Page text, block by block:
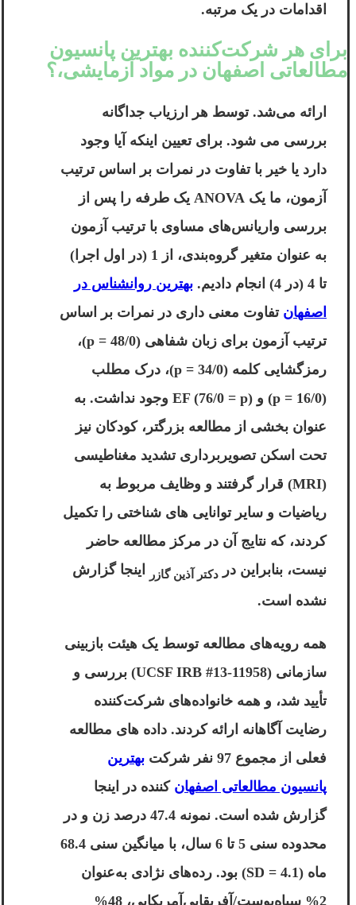
اقدامات در یک مرتبه.
برای هر شرکت‌کننده بهترین پانسیون
مطالعاتی اصفهان در مواد آزمایشی،؟
ارائه می‌شد. توسط هر ارزیاب جداگانه
بررسی می شود. برای تعیین اینکه آیا وجود
دارد یا خیر با تفاوت در نمرات بر اساس ترتیب
آزمون، ما یک ANOVA یک طرفه را پس از
بررسی واریانس‌های مساوی با ترتیب آزمون
به عنوان متغیر گروه‌بندی، از 1 (در اول اجرا)
تا 4 (در 4) انجام دادیم.
بهترین روانشناس در
اصفهان تفاوت معنی داری در نمرات بر اساس
ترتیب آزمون برای زبان شفاهی (48/0 = p)،
رمزگشایی کلمه (34/0 = p)، درک مطلب
(16/0 = p) و EF (76/0 = p) وجود نداشت. به
عنوان بخشی از مطالعه بزرگتر، کودکان نیز
تحت اسکن تصویربرداری تشدید مغناطیسی
(MRI) قرار گرفتند و وظایف مربوط به
ریاضیات و سایر توانایی های شناختی را تکمیل
کردند، که نتایج آن در مرکز مطالعه حاضر
نیست، بنابراین در
دکتر آذین گازر
اینجا گزارش
نشده است.
همه رویه‌های مطالعه توسط یک هیئت بازبینی
سازمانی (UCSF IRB #13-11958) بررسی و
تأیید شد، و همه خانواده‌های شرکت‌کننده
رضایت آگاهانه ارائه کردند. داده های مطالعه
فعلی از مجموع 97 نفر شرکت
بهترین
پانسیون مطالعاتی اصفهان کننده در اینجا
گزارش شده است. نمونه 47.4 درصد زن و در
محدوده سنی 5 تا 6 سال، با میانگین سنی 68.4
ماه (SD = 4.1) بود. رده‌های نژادی به‌عنوان
2% سیاه‌پوست/آفریقایی‌آمریکایی، 48%